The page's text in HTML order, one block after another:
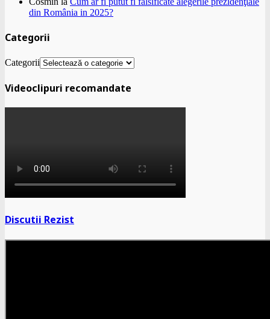
din România in 2025?
Categorii
Categorii
Videoclipuri recomandate
Discutii Rezist